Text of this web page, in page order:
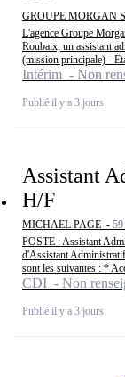
GROUPE MORGAN
L'agence Groupe
Roubaix, un assistant
(mission principale) -
Intérim - Non
Publié il y a 3 jours
Assistant
H/F
MICHAEL PAGE -
POSTE : Assistant
d'Assistant
sont les suivantes : *
CDI - Non
Publié il y a 3 jours